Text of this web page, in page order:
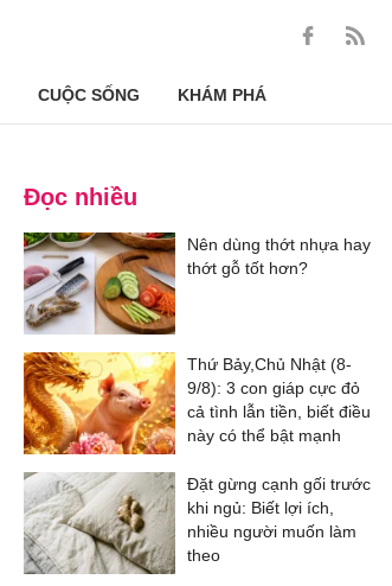
CUỘC SỐNG KHÁM PHÁ
Đọc nhiều
Nên dùng thớt nhựa hay
thớt gỗ tốt hơn?
Thứ Bảy,Chủ Nhật (8-
9/8): 3 con giáp cực đỏ
cả tình lẫn tiền, biết điều
này có thể bật mạnh
Đặt gừng cạnh gối trước
khi ngủ: Biết lợi ích,
nhiều người muốn làm
theo